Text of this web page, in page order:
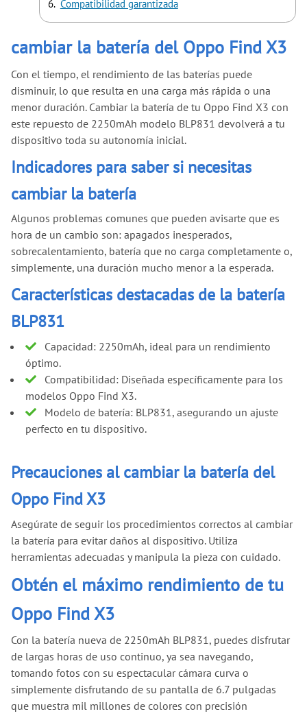
Compatibilidad garantizada
cambiar la batería del Oppo Find X3
Con el tiempo, el rendimiento de las baterías puede
disminuir, lo que resulta en una carga más rápida o una
menor duración. Cambiar la batería de tu Oppo Find X3 con
este repuesto de 2250mAh modelo BLP831 devolverá a tu
dispositivo toda su autonomía inicial.
Indicadores para saber si necesitas
cambiar la batería
Algunos problemas comunes que pueden avisarte que es
hora de un cambio son: apagados inesperados,
sobrecalentamiento, batería que no carga completamente o,
simplemente, una duración mucho menor a la esperada.
Características destacadas de la batería
BLP831
Capacidad: 2250mAh, ideal para un rendimiento
óptimo.
Compatibilidad: Diseñada específicamente para los
modelos Oppo Find X3.
Modelo de batería: BLP831, asegurando un ajuste
perfecto en tu dispositivo.
Precauciones al cambiar la batería del
Oppo Find X3
Asegúrate de seguir los procedimientos correctos al cambiar
la batería para evitar daños al dispositivo. Utiliza
herramientas adecuadas y manipula la pieza con cuidado.
Obtén el máximo rendimiento de tu
Oppo Find X3
Con la batería nueva de 2250mAh BLP831, puedes disfrutar
de largas horas de uso continuo, ya sea navegando,
tomando fotos con su espectacular cámara curva o
simplemente disfrutando de su pantalla de 6.7 pulgadas
que muestra mil millones de colores con precisión